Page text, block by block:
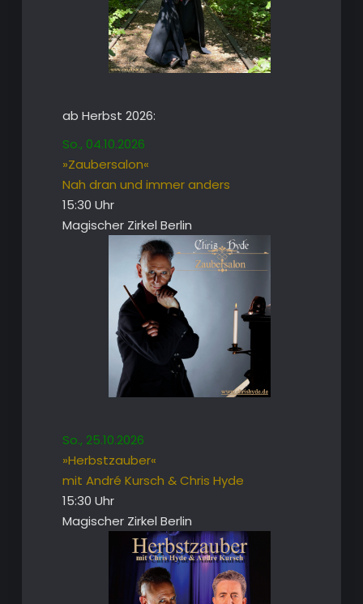
ab Herbst 2026:
So., 04.10.2026
»Zaubersalon«
Nah dran und immer anders
15:30 Uhr
Magischer Zirkel Berlin
So., 25.10.2026
»Herbstzauber«
mit André Kursch & Chris Hyde
15:30 Uhr
Magischer Zirkel Berlin